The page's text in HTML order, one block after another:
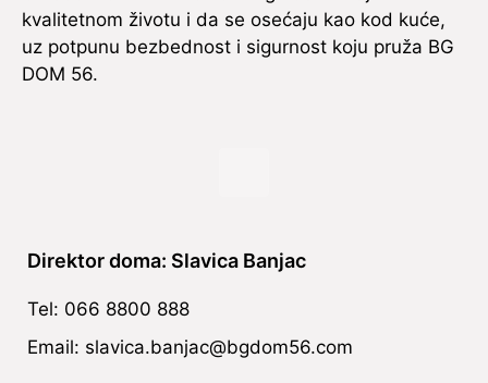
kvalitetnom životu i da se osećaju kao kod kuće,
uz potpunu bezbednost i sigurnost koju pruža BG
DOM 56.
Direktor doma: Slavica Banjac
Tel: 066 8800 888
Email: slavica.banjac@bgdom56.com